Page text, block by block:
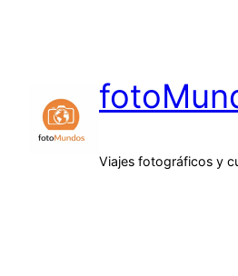
Viajes fotográficos y